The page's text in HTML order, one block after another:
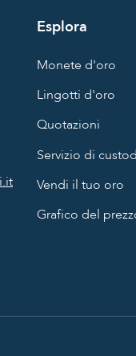
Esplora
Monete d'oro
Lingotti d'oro
Quotazioni
Servizio di
Vendi il tuo oro
Grafico del